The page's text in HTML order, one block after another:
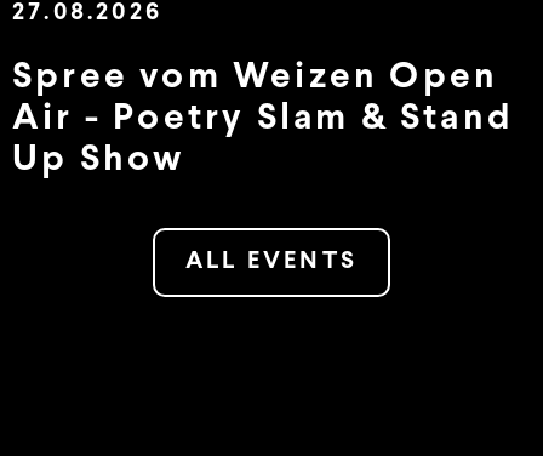
27.08.2026
Spree vom Weizen Open
Air - Poetry Slam & Stand
Up Show
ALL EVENTS